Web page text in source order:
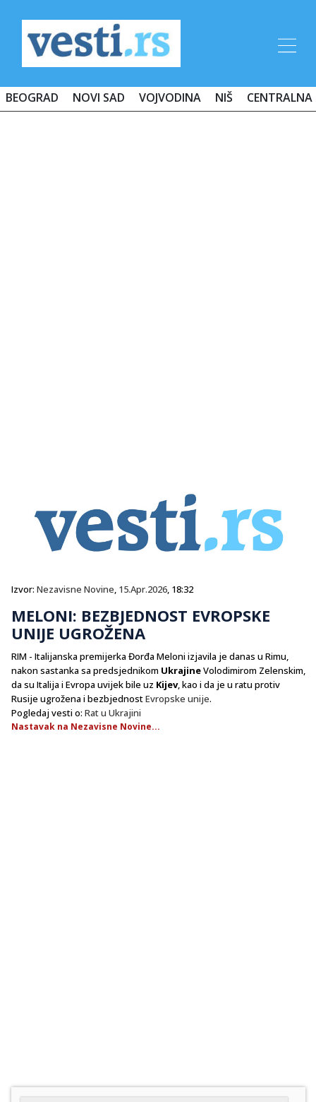
BEOGRAD NOVI SAD VOJVODINA NIŠ CENTRALNA
Izvor: Nezavisne Novine, 15.Apr.2026, 18:32
MELONI: BEZBJEDNOST EVROPSKE
UNIJE UGROŽENA
RIM - Italijanska premijerka Đorđa Meloni izjavila je danas u Rimu,
nakon sastanka sa predsjednikom UkrajineVolodimirom Zelenskim,
da su Italija i Evropa uvijek bile uz Kijev, kao i da je u ratu protiv
Rusije ugrožena i bezbjednostEvropske unije.
Pogledaj vesti o: Rat u Ukrajini
Nastavak na Nezavisne Novine...